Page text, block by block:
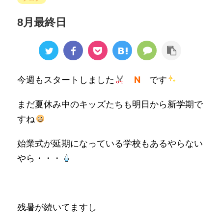
8月最終日
今週もスタートしました N です
まだ夏休み中のキッズたちも明日から新学期で
すね
始業式が延期になっている学校もあるやらない
やら・・・
残暑が続いてますし